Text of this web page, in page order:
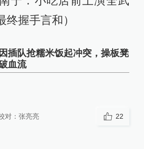
握手言和）
插队抢糯米饭起冲突，操板凳
血流
对： 张亮亮 22